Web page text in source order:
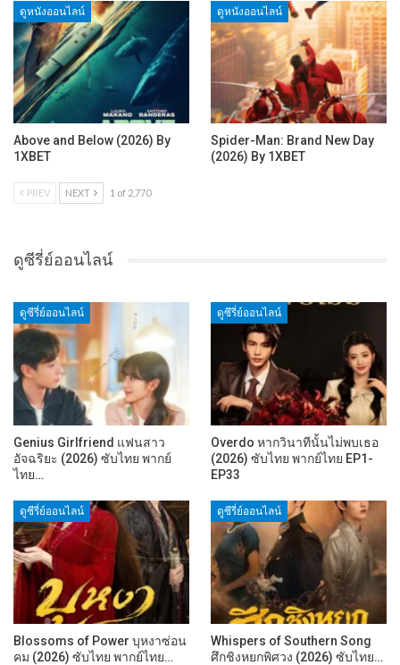
ดูหนังออนไลน์
Above and Below (2026) By
1XBET
ดูหนังออนไลน์
Spider-Man: Brand New Day
(2026) By 1XBET
PREV NEXT 1 of 2,770
ดูซีรี่ย์ออนไลน์
ดูซีรี่ย์ออนไลน์
Genius Girlfriend แฟนสาว
อัจฉริยะ (2026) ซับไทย พากย์
ไทย…
ดูซีรี่ย์ออนไลน์
Overdo หากวินาทีนั้นไม่พบเธอ
(2026) ซับไทย พากย์ไทย EP1-
EP33
ดูซีรี่ย์ออนไลน์
Blossoms of Power บุหงาซ่อน
คม (2026) ซับไทย พากย์ไทย…
ดูซีรี่ย์ออนไลน์
Whispers of Southern Song
ศึกชิงหยกพิศวง (2026) ซับไทย…